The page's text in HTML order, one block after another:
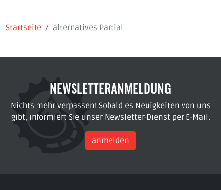
Startseite alternatives Partial
NEWSLETTERANMELDUNG
Nichts mehr verpassen! Sobald es Neuigkeiten von uns
gibt, informiert Sie unser Newsletter-Dienst per E-Mail.
anmelden